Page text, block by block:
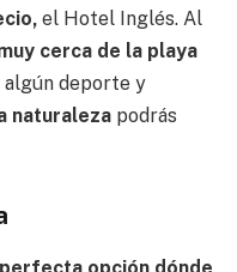
el Hotel Inglés. Al
cerca de la playa
algún deporte y
naturaleza podrás